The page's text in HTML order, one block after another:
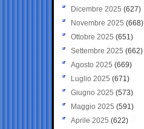
Dicembre 2025 (627)
Novembre 2025 (668)
Ottobre 2025 (651)
Settembre 2025 (662)
Agosto 2025 (669)
Luglio 2025 (671)
Giugno 2025 (573)
Maggio 2025 (591)
Aprile 2025 (622)